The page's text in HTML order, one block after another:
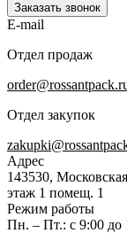
Заказать звонок
E-mail
Отдел продаж
Отдел закупок
Адрес
143530,
этаж 1 помещ. 1
Режим работы
Пн. – Пт.: с 9:00 до